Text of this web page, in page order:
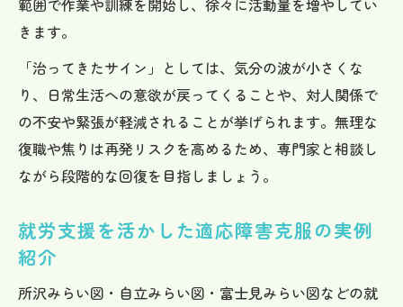
きます。
「治ってきたサイン」としては、気分の波が小さくな
り、日常生活への意欲が戻ってくることや、対人関係で
の不安や緊張が軽減されることが挙げられます。無理な
復職や焦りは再発リスクを高めるため、専門家と相談し
ながら段階的な回復を目指しましょう。
就労支援を活かした適応障害克服の実例
紹介
所沢みらい図・自立みらい図・富士見みらい図などの就